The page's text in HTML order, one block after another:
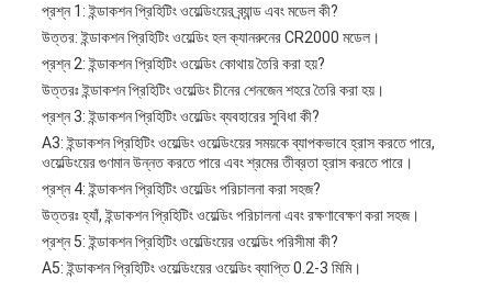
প্রশ্ন 1: ইন্ডাকশন প্রিহিটিং ওয়েল্ডিংয়ের ব্র্যান্ড এবং মডেল কী?
উত্তর: ইন্ডাকশন প্রিহিটিং ওয়েল্ডিং হল ক্যানরুনের CR2000 মডেল।
প্রশ্ন 2: ইন্ডাকশন প্রিহিটিং ওয়েল্ডিং কোথায় তৈরি করা হয়?
উত্তরঃ ইন্ডাকশন প্রিহিটিং ওয়েল্ডিং চীনের শেনজেন শহরে তৈরি করা হয়।
প্রশ্ন 3: ইন্ডাকশন প্রিহিটিং ওয়েল্ডিং ব্যবহারের সুবিধা কী?
A3: ইন্ডাকশন প্রিহিটিং ওয়েল্ডিং ওয়েল্ডিংয়ের সময়কে ব্যাপকভাবে হ্রাস করতে পারে,
ওয়েল্ডিংয়ের গুণমান উন্নত করতে পারে এবং শ্রমের তীব্রতা হ্রাস করতে পারে।
প্রশ্ন 4: ইন্ডাকশন প্রিহিটিং ওয়েল্ডিং পরিচালনা করা সহজ?
উত্তরঃ হ্যাঁ, ইন্ডাকশন প্রিহিটিং ওয়েল্ডিং পরিচালনা এবং রক্ষণাবেক্ষণ করা সহজ।
প্রশ্ন 5: ইন্ডাকশন প্রিহিটিং ওয়েল্ডিংয়ের ওয়েল্ডিং পরিসীমা কী?
A5: ইন্ডাকশন প্রিহিটিং ওয়েল্ডিংয়ের ওয়েল্ডিং ব্যাপ্তি 0.2-3 মিমি।